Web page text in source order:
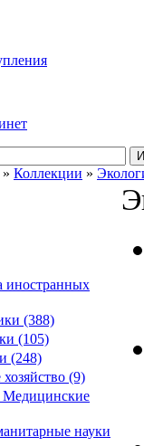
» Коллекции »
иностранных
(388)
(105)
(248)
(9)
Медицинские
науки